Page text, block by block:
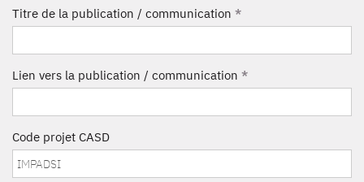
Titre de la publication / communication *
Lien vers la publication / communication *
Code projet CASD